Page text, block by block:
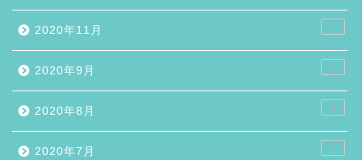
2020年11月 1
2020年9月 1
2020年8月 2
2020年7月 1